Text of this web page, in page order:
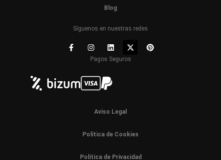
Blog
Síguenos en nuestras redes
Pagos Seguros
Aviso Legal
Política de Cookies
Política de Privacidad